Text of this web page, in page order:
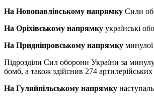
На Новопавлівському напрямку Сили
На Оріхівському напрямку українські
На Придніпровському напрямку
Підрозділи Сил оборони України за
бомб, а також здійснив 274
На Гуляйпільському напрямку